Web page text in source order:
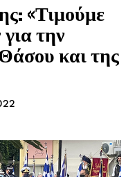
«Τιμούμε
την
και της